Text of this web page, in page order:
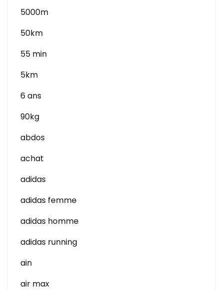
5000m
50km
55 min
5km
6 ans
90kg
abdos
achat
adidas
adidas femme
adidas homme
adidas running
ain
air max